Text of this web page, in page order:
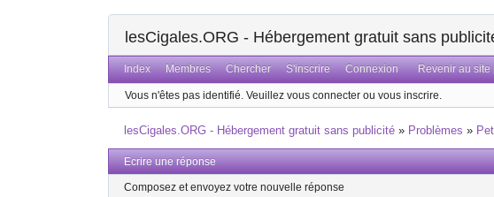
lesCigales.ORG - Hébergement gratuit sans
Index Membres Chercher S'inscrire Connexion Revenir au
Vous n'êtes pas identifié. Veuillez vous connecter ou vous inscrire.
lesCigales.ORG - Hébergement gratuit sans publicité » Problèmes »
Ecrire une réponse
Composez et envoyez votre nouvelle réponse